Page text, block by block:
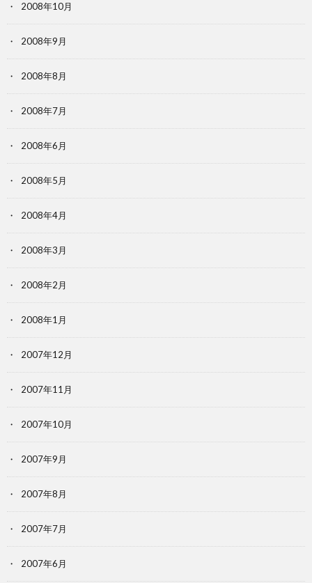
2008年10月
2008年9月
2008年8月
2008年7月
2008年6月
2008年5月
2008年4月
2008年3月
2008年2月
2008年1月
2007年12月
2007年11月
2007年10月
2007年9月
2007年8月
2007年7月
2007年6月